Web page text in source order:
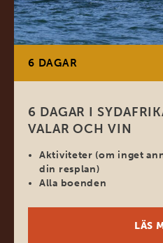
6 DAGAR
6 DAGAR I
VALAR OCH VIN
Aktiviteter (om inget annat anges i
din resplan)
Alla boenden
LÄS